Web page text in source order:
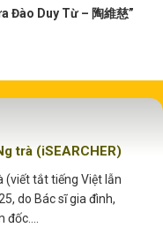
Đào Duy Từ – 陶維慈”
trà (iSEARCHER)
(viết tắt tiếng Việt lẫn
do Bác sĩ gia đình,